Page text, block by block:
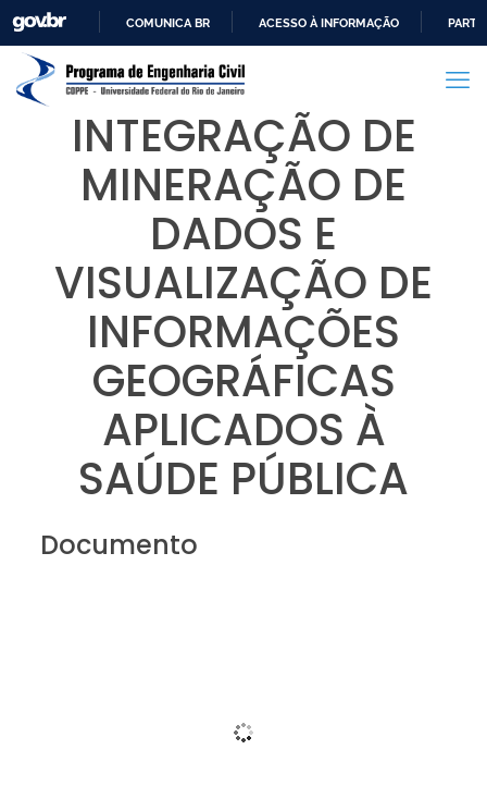
PARA
CONTEÚDO
COMUNICA BR ACESSO À INFORMAÇÃO
INTEGRAÇÃO DE
MINERAÇÃO DE
DADOS E
VISUALIZAÇÃO DE
INFORMAÇÕES
GEOGRÁFICAS
APLICADOS À
SAÚDE PÚBLICA
Documento